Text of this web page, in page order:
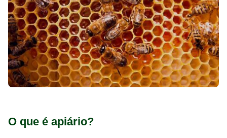
O que é apiário?